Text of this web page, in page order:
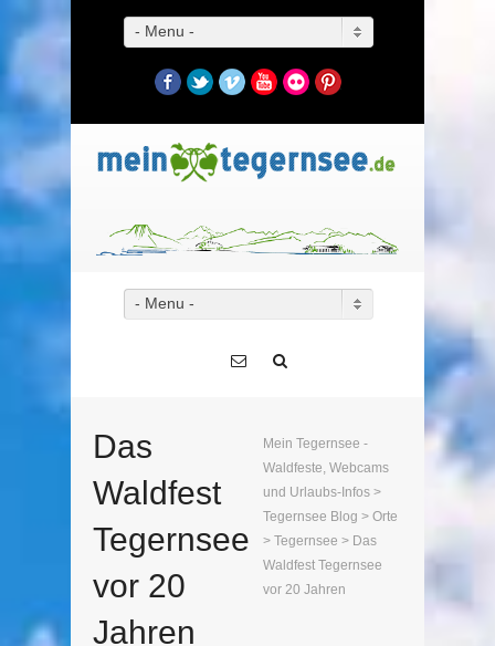
- Menu -
Facebook
TwitterVimeoYouTube
FlickrPinterest
- Menu -
Das
Waldfest
Tegernsee
vor 20
Jahren
Mein Tegernsee -
Waldfeste, Webcams
und Urlaubs-Infos >
Tegernsee Blog > Orte
> Tegernsee > Das
Waldfest Tegernsee
vor 20 Jahren